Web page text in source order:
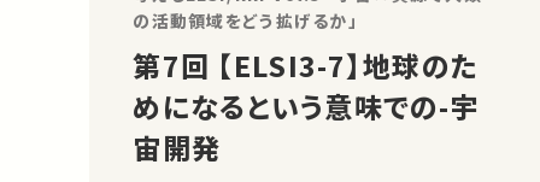
の活動領域をどう拡げるか」
第7回 【ELSI3-7】地球のた
めになるという意味での-宇
宙開発